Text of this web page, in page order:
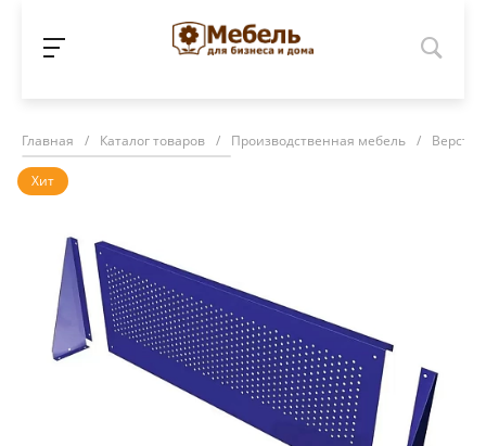
Главная / Каталог товаров / Производственная мебель /
Хит